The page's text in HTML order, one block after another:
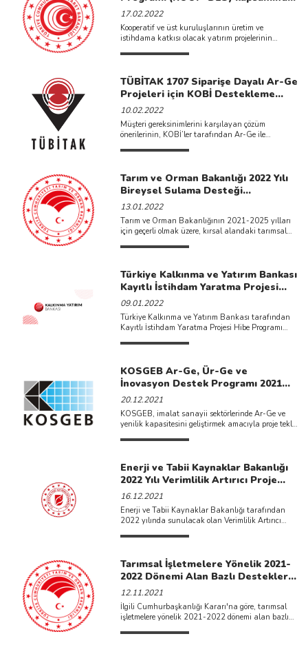
2022 proje başvuruları başlamıştır.
17.02.2022
Kooperatif ve üst kuruluşlarının üretim ve
istihdama katkısı olacak yatırım projelerinin
TÜBİTAK 1707 Siparişe Dayalı Ar-Ge
Projeleri için KOBİ Destekleme
Çağrısı kapsamında 2022 yılı 1.
Döneminde 2 adet çağrı açılmıştır.
10.02.2022
Müşteri gereksinimlerini karşılayan çözüm
önerilerinin, KOBİ’ler tarafından Ar-Ge ile
Tarım ve Orman Bakanlığı 2022 Yılı
Bireysel Sulama Desteği
Başvuruları Başlamıştır.
13.01.2022
Tarım ve Orman Bakanlığının 2021-2025 yılları
için geçerli olmak üzere, kırsal alandaki tarımsal
Türkiye Kalkınma ve Yatırım Bankası
Kayıtlı İstihdam Yaratma Projesi
Hibe Programı İlan Edilmiştir.
09.01.2022
Türkiye Kalkınma ve Yatırım Bankası tarafından
Kayıtlı İstihdam Yaratma Projesi Hibe Programı
KOSGEB Ar-Ge, Ür-Ge ve
İnovasyon Destek Programı 2021
yılı ikinci çağrısı ilan edilmiştir.
20.12.2021
KOSGEB, imalat sanayii sektörlerinde Ar-Ge ve
yenilik kapasitesini geliştirmek amacıyla proje teklif
Enerji ve Tabii Kaynaklar Bakanlığı
2022 Yılı Verimlilik Artırıcı Proje
Başvuru Tarihleri Duyurulmuştur.
16.12.2021
Enerji ve Tabii Kaynaklar Bakanlığı tarafından
2022 yılında sunulacak olan Verimlilik Artırıcı
Tarımsal İşletmelere Yönelik 2021-
2022 Dönemi Alan Bazlı Destekler
Açıklanmıştır.
12.11.2021
İlgili Cumhurbaşkanlığı Kararı'na göre, tarımsal
işletmelere yönelik 2021-2022 dönemi alan bazlı